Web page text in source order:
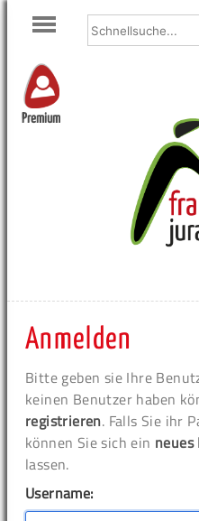
Premium
Anmelden
Bitte geben sie Ihre
keinen Benutzer haben
registrieren. Falls Sie ihr
können Sie sich ein neues
lassen.
Username: